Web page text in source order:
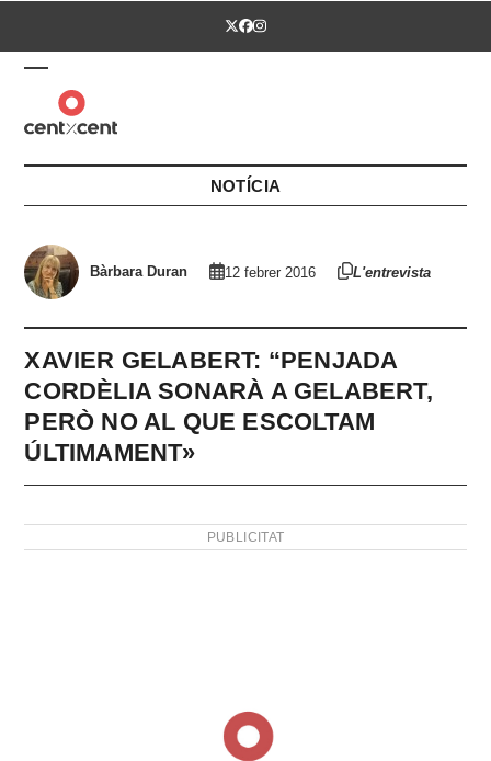
Twitter
Facebook
Instagram
Open
mobile
menu
Close
mobile
menu
NOTÍCIA
Bàrbara Duran 12 febrer 2016 L'entrevista
XAVIER GELABERT: “PENJADA
CORDÈLIA SONARÀ A GELABERT,
PERÒ NO AL QUE ESCOLTAM
ÚLTIMAMENT»
PUBLICITAT